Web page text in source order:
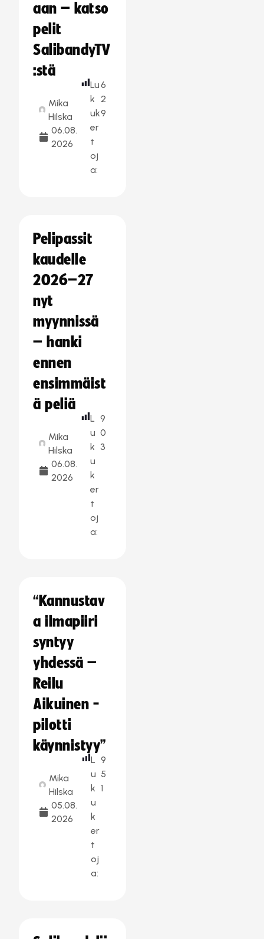
aan – katso
pelit
SalibandyTV
:stä
Mika
Hilska
06.08.
2026
Lu
k
uk
er
t
oj
a:
6
2
9
Pelipassit
kaudelle
2026–27
nyt
myynnissä
– hanki
ennen
ensimmäist
ä peliä
Mika
Hilska
06.08.
2026
L
u
k
u
k
er
t
oj
a:
9
0
3
“Kannustav
a ilmapiiri
syntyy
yhdessä –
Reilu
Aikuinen -
pilotti
käynnistyy”
Mika
Hilska
05.08.
2026
L
u
k
u
k
er
t
oj
a:
9
5
1